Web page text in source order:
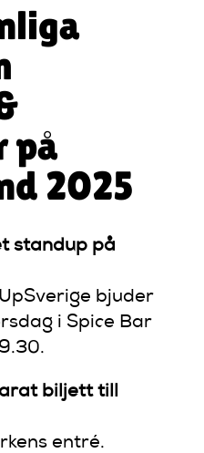
på
2025
standup på
bjuder
i Spice Bar
biljett till
entré.